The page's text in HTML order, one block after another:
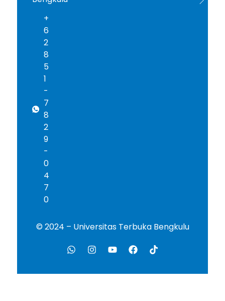
+
6
2
8
5
1
-
7
8
2
9
-
0
4
7
0
© 2024 – Universitas Terbuka Bengkulu